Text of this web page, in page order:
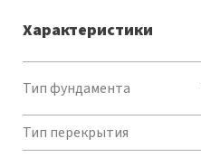
Характеристики
Тип фундамента
Тип перекрытия